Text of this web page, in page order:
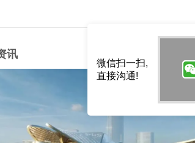
讯
微信扫一扫,
直接沟通!